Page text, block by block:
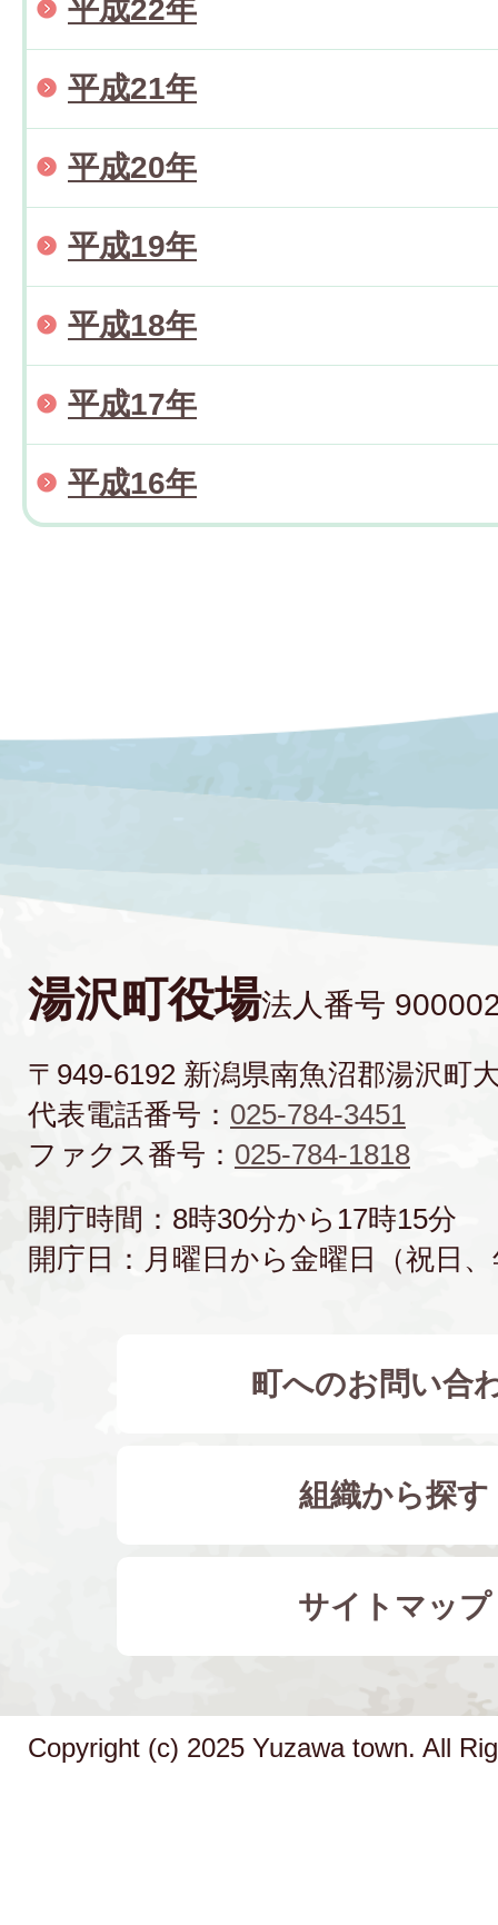
平成22年
平成21年
平成20年
平成19年
平成18年
平成17年
平成16年
湯沢町役場法人番号
〒949-6192 新潟県南魚沼郡湯沢町
代表電話番号： 025-784-3451
ファクス番号： 025-784-1818
開庁時間：8時30分から17時15分
開庁日：月曜日から金曜日（祝日
町へのお問い合
組織から探す
サイトマップ
Copyright (c) 2025 Yuzawa town. All